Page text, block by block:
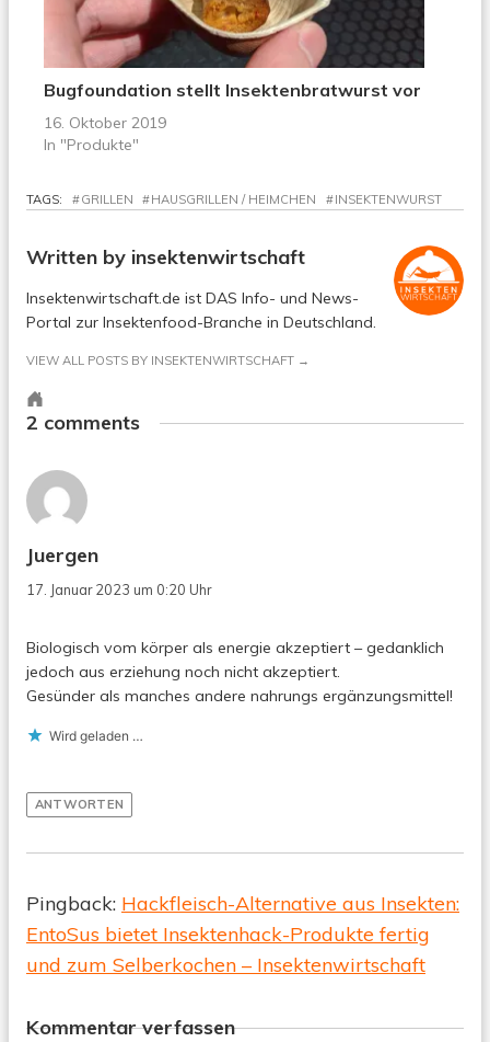
Bugfoundation stellt Insektenbratwurst vor
16. Oktober 2019
In "Produkte"
TAGS: GRILLEN HAUSGRILLEN / HEIMCHEN INSEKTENWURST
Written by insektenwirtschaft
Insektenwirtschaft.de ist DAS Info- und News-
Portal zur Insektenfood-Branche in Deutschland.
VIEW ALL POSTS BY INSEKTENWIRTSCHAFT
website
2 comments
Juergen
17. Januar 2023 um 0:20 Uhr
Biologisch vom körper als energie akzeptiert – gedanklich
jedoch aus erziehung noch nicht akzeptiert.
Gesünder als manches andere nahrungs ergänzungsmittel!
Wird geladen …
ANTWORTEN
Pingback: Hackfleisch-Alternative aus Insekten:
EntoSus bietet Insektenhack-Produkte fertig
und zum Selberkochen – Insektenwirtschaft
Kommentar verfassen